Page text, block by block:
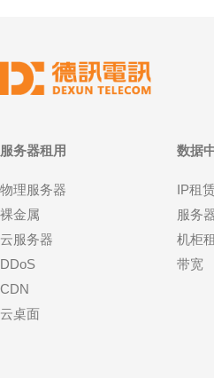
服务器租用
物理服务器
裸金属
云服务器
DDoS
CDN
云桌面
数据
IP租
服务
机柜
带宽